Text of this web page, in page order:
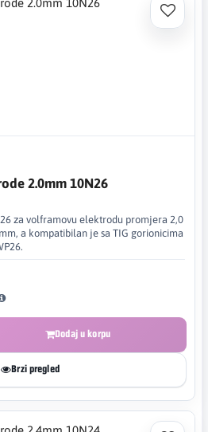
2.0mm 10N26
za volframovu elektrodu promjera 2,0
a kompatibilan je sa TIG gorionicima
Dodaj u korpu
Brzi pregled